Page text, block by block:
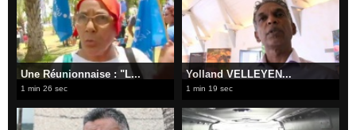
Une Réunionnaise : "L...
1 min 26 sec
Yolland VELLEYEN...
1 min 19 sec